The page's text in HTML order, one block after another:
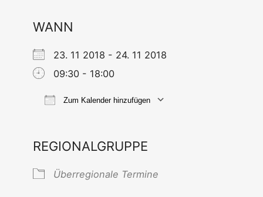
WANN
23. 11 2018 - 24. 11 2018
09:30 - 18:00
Zum Kalender hinzufügen
REGIONALGRUPPE
Über­re­gio­na­le Termine